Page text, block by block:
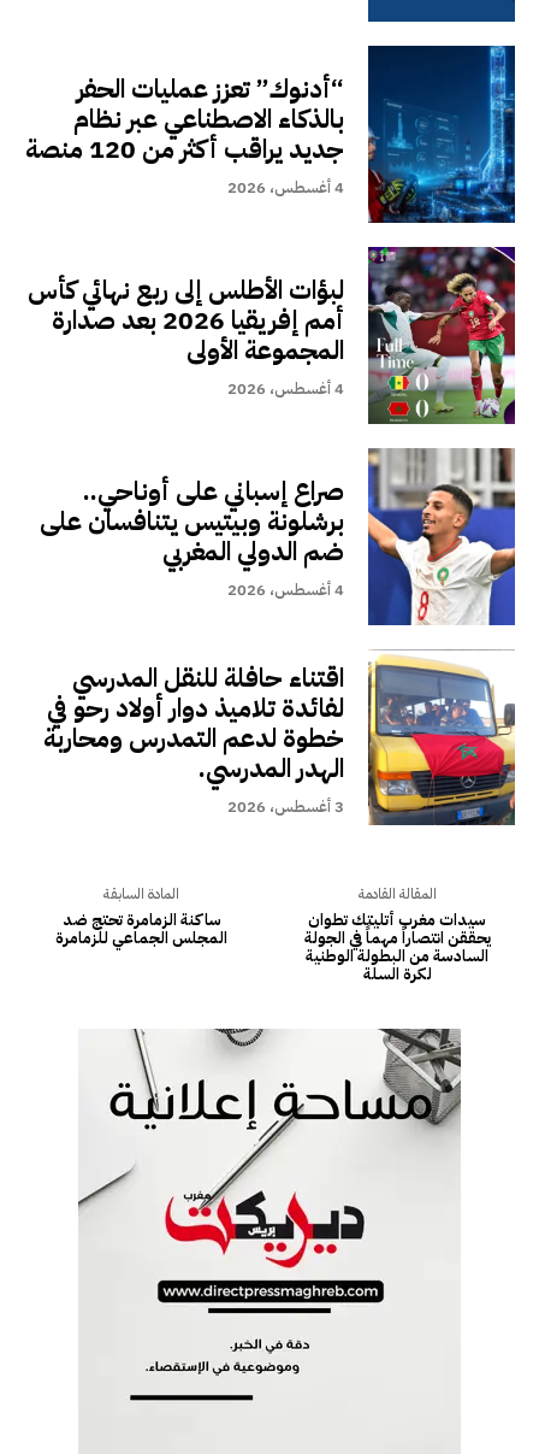
“أدنوك” تعزز عمليات الحفر
بالذكاء الاصطناعي عبر نظام
جديد يراقب أكثر من 120 منصة
4 أغسطس، 2026
لبؤات الأطلس إلى ربع نهائي كأس
أمم إفريقيا 2026 بعد صدارة
المجموعة الأولى
4 أغسطس، 2026
صراع إسباني على أوناحي..
برشلونة وبيتيس يتنافسان على
ضم الدولي المغربي
4 أغسطس، 2026
اقتناء حافلة للنقل المدرسي
لفائدة تلاميذ دوار أولاد رحو في
خطوة لدعم التمدرس ومحاربة
الهدر المدرسي.
3 أغسطس، 2026
المادة السابقة
ساكنة الزمامرة تحتج ضد
المجلس الجماعي للزمامرة
المقالة القادمة
سيدات مغرب أتليتك تطوان
يحققن انتصاراً مهماً في الجولة
السادسة من البطولة الوطنية
لكرة السلة